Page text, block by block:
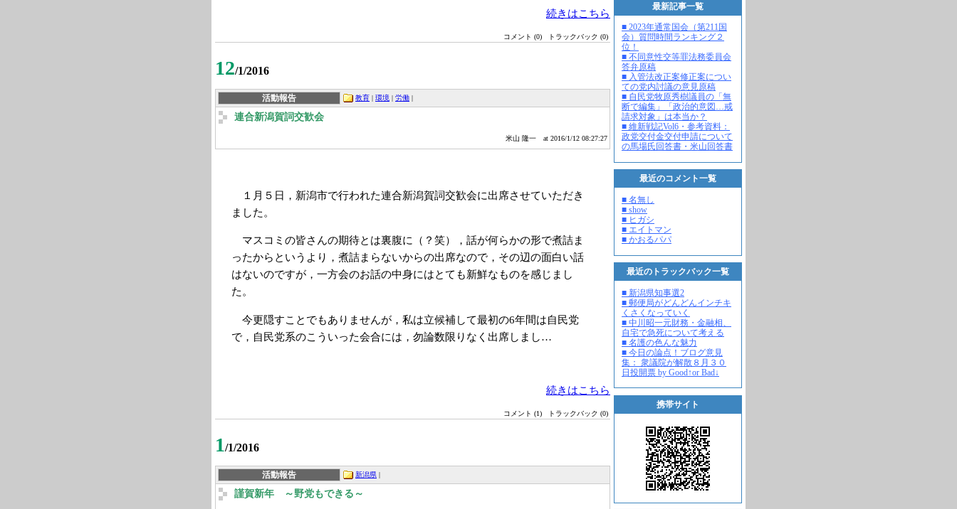
最新記事一覧
■ 2023年通常国会（第211国
会）質問時間ランキング２
位！
■ 不同意性交等罪法務委員会
答弁原稿
■ 入管法改正案修正案につい
ての党内討議の意見原稿
■ 自民党牧原秀樹議員の「無
断で編集」「政治的意図…戒
請求対象」は本当か？
■ 維新戦記Vol6・参考資料：
政党交付金交付申請について
の馬場氏回答書・米山回答書
最近のコメント一覧
■ 名無し
■ show
■ ヒガシ
■ エイトマン
■ かおるパパ
最近のトラックバック一覧
■ 新潟県知事選2
■ 郵便局がどんどんインチキ
くさくなっていく
■ 中川昭一元財務・金融相、
自宅で急死について考える
■ 名護の色んな魅力
■ 今日の論点！ブログ意見
集： 衆議院が解散８月３０
日投開票 by Good↑or Bad↓
携帯サイト
続きはこちら
コメント (0) トラックバック (0)
12/1/2016
活動報告 教育 | 環境 | 労働 |
連合新潟賀詞交歓会
米山 隆一 at 2016/1/12 08:27:27
１月５日，新潟市で行われた連合新潟賀詞交歓会に出席させていただき
ました。
マスコミの皆さんの期待とは裏腹に（？笑），話が何らかの形で煮詰ま
ったからというより，煮詰まらないからの出席なので，その辺の面白い話
はないのですが，一方会のお話の中身にはとても新鮮なものを感じまし
た。
今更隠すことでもありませんが，私は立候補して最初の6年間は自民党
で，自民党系のこういった会合には，勿論数限りなく出席しまし…
続きはこちら
コメント (1) トラックバック (0)
1/1/2016
活動報告 新潟県 |
謹賀新年 ～野党もできる～